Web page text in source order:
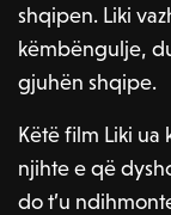
shqipen. Liki
këmbëngulje,
gjuhën shqipe.
Këtë film Liki ua
njihte e që
do t’u